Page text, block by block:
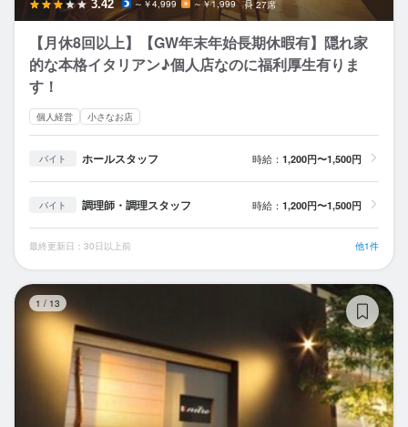
3.42 ～￥4,999 ～￥1,999 27席
【月休8回以上】【GW年末年始長期休暇有】隠れ家
的な本格イタリアン♪個人店なのに福利厚生有りま
す！
個人経営 小さなお店
バイト ホールスタッフ 時給： 1,200円〜1,500円
バイト 調理師・調理スタッフ 時給： 1,200円〜1,500円
最終更新日：30日以上前 他1件
1 / 13